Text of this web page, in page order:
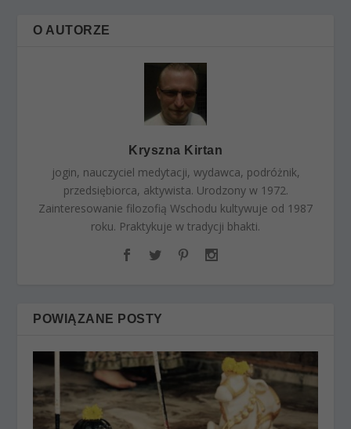
O AUTORZE
Kryszna Kirtan
jogin, nauczyciel medytacji, wydawca, podróżnik,
przedsiębiorca, aktywista. Urodzony w 1972.
Zainteresowanie filozofią Wschodu kultywuje od 1987
roku. Praktykuje w tradycji bhakti.
POWIĄZANE POSTY